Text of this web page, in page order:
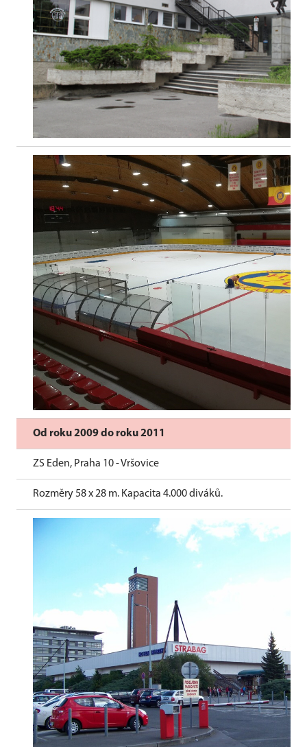
Od roku 2009 do roku 2011
ZS Eden, Praha 10 - Vršovice
Rozměry 58 x 28 m. Kapacita 4.000 diváků.